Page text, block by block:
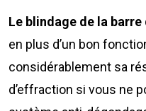
Le blindage de la barre
en plus d’un bon
considérablement sa
d’effraction si vous ne